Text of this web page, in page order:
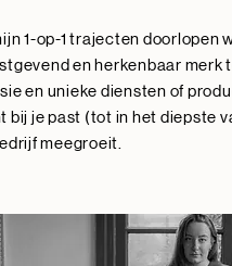
1-op-1 trajecten doorlopen
en herkenbaar merk
en unieke diensten of
bij je past (tot in het diepste
meegroeit.